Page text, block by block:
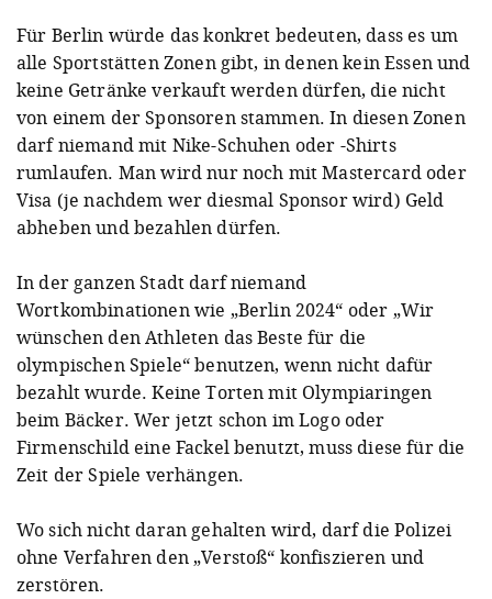
Für Berlin würde das konkret bedeuten, dass es um
alle Sportstätten Zonen gibt, in denen kein Essen und
keine Getränke verkauft werden dürfen, die nicht
von einem der Sponsoren stammen. In diesen Zonen
darf niemand mit Nike-Schuhen oder -Shirts
rumlaufen. Man wird nur noch mit Mastercard oder
Visa (je nachdem wer diesmal Sponsor wird) Geld
abheben und bezahlen dürfen.
In der ganzen Stadt darf niemand
Wortkombinationen wie „Berlin 2024“ oder „Wir
wünschen den Athleten das Beste für die
olympischen Spiele“ benutzen, wenn nicht dafür
bezahlt wurde. Keine Torten mit Olympiaringen
beim Bäcker. Wer jetzt schon im Logo oder
Firmenschild eine Fackel benutzt, muss diese für die
Zeit der Spiele verhängen.
Wo sich nicht daran gehalten wird, darf die Polizei
ohne Verfahren den „Verstoß“ konfiszieren und
zerstören.